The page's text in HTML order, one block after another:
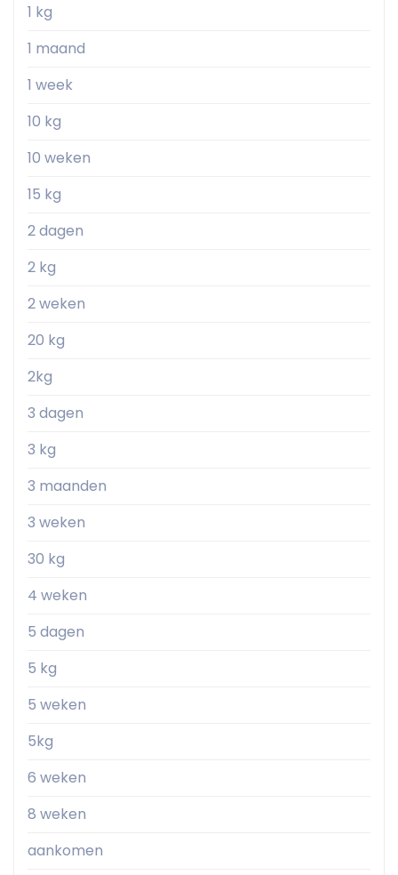
1 kg
1 maand
1 week
10 kg
10 weken
15 kg
2 dagen
2 kg
2 weken
20 kg
2kg
3 dagen
3 kg
3 maanden
3 weken
30 kg
4 weken
5 dagen
5 kg
5 weken
5kg
6 weken
8 weken
aankomen